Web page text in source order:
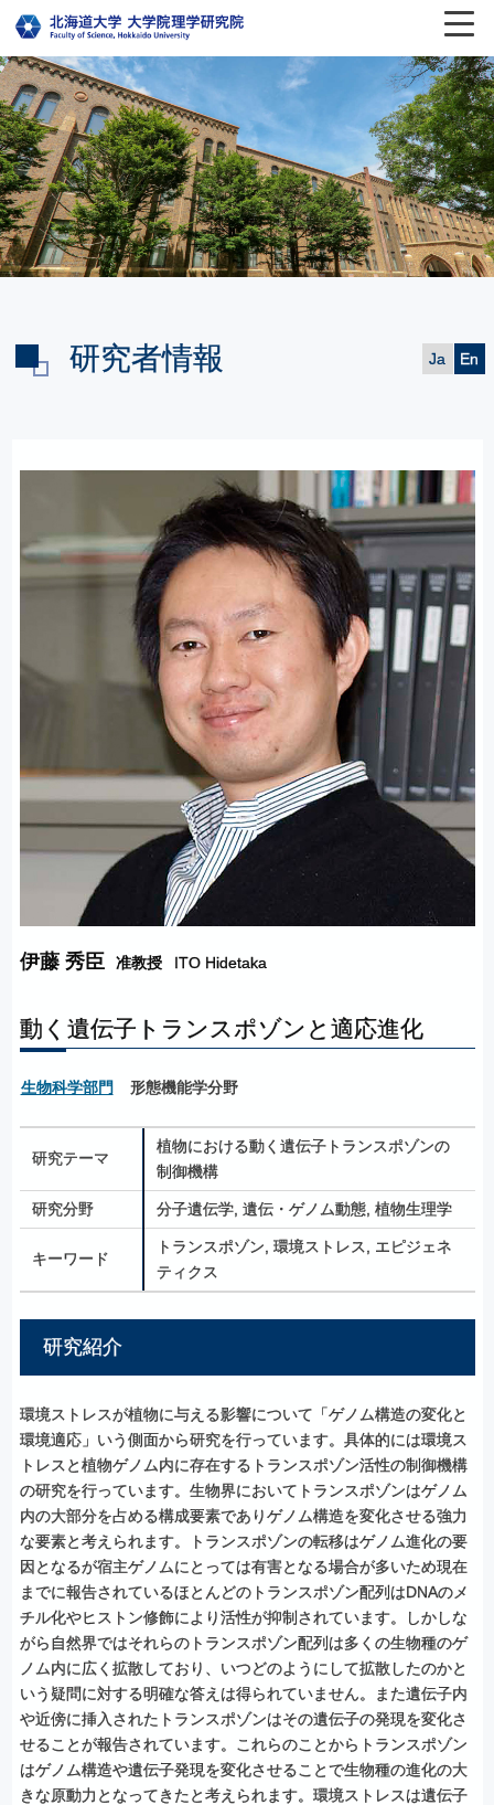
研究者情報
伊藤 秀臣 准教授 ITO Hidetaka
Ja En
動く遺伝子トランスポゾンと適応進化
生物科学部門 形態機能学分野
研究テーマ
植物における動く遺伝子トランスポゾンの
制御機構
研究分野 分子遺伝学, 遺伝・ゲノム動態, 植物生理学
キーワード
トランスポゾン, 環境ストレス, エピジェネ
ティクス
研究紹介
環境ストレスが植物に与える影響について「ゲノム構造の変化と
環境適応」いう側面から研究を行っています。具体的には環境ス
トレスと植物ゲノム内に存在するトランスポゾン活性の制御機構
の研究を行っています。生物界においてトランスポゾンはゲノム
内の大部分を占める構成要素でありゲノム構造を変化させる強力
な要素と考えられます。トランスポゾンの転移はゲノム進化の要
因となるが宿主ゲノムにとっては有害となる場合が多いため現在
までに報告されているほとんどのトランスポゾン配列はDNAのメ
チル化やヒストン修飾により活性が抑制されています。しかしな
がら自然界ではそれらのトランスポゾン配列は多くの生物種のゲ
ノム内に広く拡散しており、いつどのようにして拡散したのかと
いう疑問に対する明確な答えは得られていません。また遺伝子内
や近傍に挿入されたトランスポゾンはその遺伝子の発現を変化さ
せることが報告されています。これらのことからトランスポゾン
はゲノム構造や遺伝子発現を変化させることで生物種の進化の大
きな原動力となってきたと考えられます。環境ストレスは遺伝子